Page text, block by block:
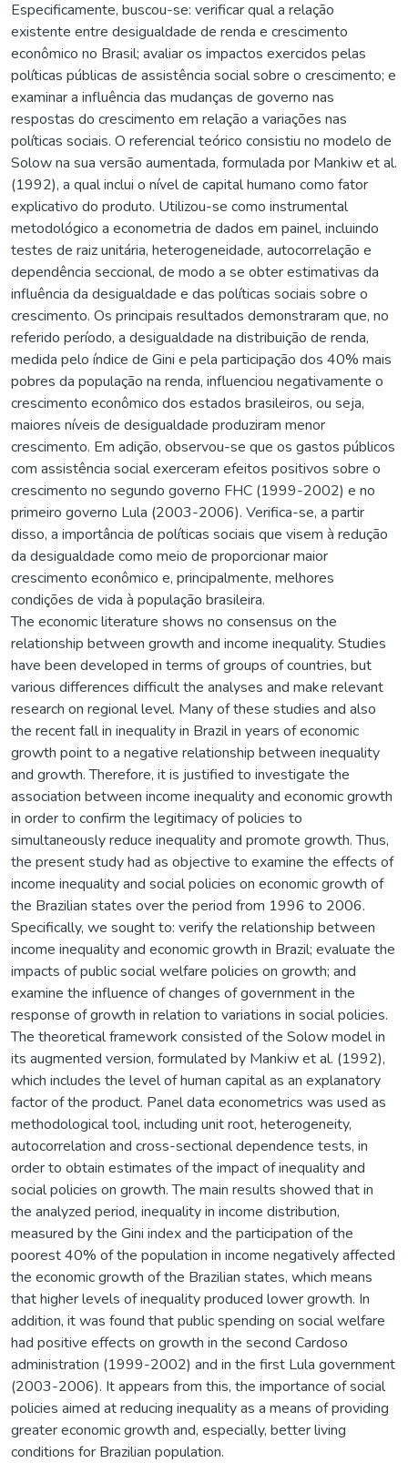
Especificamente, buscou-se: verificar qual a relação
existente entre desigualdade de renda e crescimento
econômico no Brasil; avaliar os impactos exercidos pelas
políticas públicas de assistência social sobre o crescimento; e
examinar a influência das mudanças de governo nas
respostas do crescimento em relação a variações nas
políticas sociais. O referencial teórico consistiu no modelo de
Solow na sua versão aumentada, formulada por Mankiw et al.
(1992), a qual inclui o nível de capital humano como fator
explicativo do produto. Utilizou-se como instrumental
metodológico a econometria de dados em painel, incluindo
testes de raiz unitária, heterogeneidade, autocorrelação e
dependência seccional, de modo a se obter estimativas da
influência da desigualdade e das políticas sociais sobre o
crescimento. Os principais resultados demonstraram que, no
referido período, a desigualdade na distribuição de renda,
medida pelo índice de Gini e pela participação dos 40% mais
pobres da população na renda, influenciou negativamente o
crescimento econômico dos estados brasileiros, ou seja,
maiores níveis de desigualdade produziram menor
crescimento. Em adição, observou-se que os gastos públicos
com assistência social exerceram efeitos positivos sobre o
crescimento no segundo governo FHC (1999-2002) e no
primeiro governo Lula (2003-2006). Verifica-se, a partir
disso, a importância de políticas sociais que visem à redução
da desigualdade como meio de proporcionar maior
crescimento econômico e, principalmente, melhores
condições de vida à população brasileira.
The economic literature shows no consensus on the
relationship between growth and income inequality. Studies
have been developed in terms of groups of countries, but
various differences difficult the analyses and make relevant
research on regional level. Many of these studies and also
the recent fall in inequality in Brazil in years of economic
growth point to a negative relationship between inequality
and growth. Therefore, it is justified to investigate the
association between income inequality and economic growth
in order to confirm the legitimacy of policies to
simultaneously reduce inequality and promote growth. Thus,
the present study had as objective to examine the effects of
income inequality and social policies on economic growth of
the Brazilian states over the period from 1996 to 2006.
Specifically, we sought to: verify the relationship between
income inequality and economic growth in Brazil; evaluate the
impacts of public social welfare policies on growth; and
examine the influence of changes of government in the
response of growth in relation to variations in social policies.
The theoretical framework consisted of the Solow model in
its augmented version, formulated by Mankiw et al. (1992),
which includes the level of human capital as an explanatory
factor of the product. Panel data econometrics was used as
methodological tool, including unit root, heterogeneity,
autocorrelation and cross-sectional dependence tests, in
order to obtain estimates of the impact of inequality and
social policies on growth. The main results showed that in
the analyzed period, inequality in income distribution,
measured by the Gini index and the participation of the
poorest 40% of the population in income negatively affected
the economic growth of the Brazilian states, which means
that higher levels of inequality produced lower growth. In
addition, it was found that public spending on social welfare
had positive effects on growth in the second Cardoso
administration (1999-2002) and in the first Lula government
(2003-2006). It appears from this, the importance of social
policies aimed at reducing inequality as a means of providing
greater economic growth and, especially, better living
conditions for Brazilian population.